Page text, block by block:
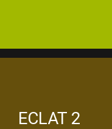
ECLAT 2